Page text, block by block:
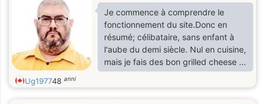
Je commence à comprendre le
fonctionnement du site.Donc en
résumé; célibataire, sans enfant à
l'aube du demi siècle. Nul en cuisine,
mais je fais des bon grilled cheese et
je remplis bien les bols de céréales.
J'aimerais rencontrer rencontrer une
Ug197748 anni